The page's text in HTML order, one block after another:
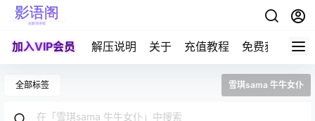
加入VIP会员 解压说明 关于 充值教程 免费获取积分
全部标签 雪琪sama 牛牛女仆